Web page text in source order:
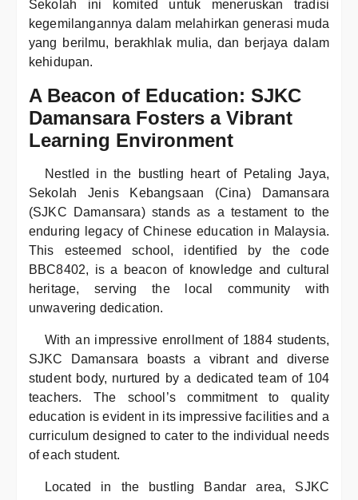
Sekolah ini komited untuk meneruskan tradisi
kegemilangannya dalam melahirkan generasi muda
yang berilmu, berakhlak mulia, dan berjaya dalam
kehidupan.
A Beacon of Education: SJKC
Damansara Fosters a Vibrant
Learning Environment
Nestled in the bustling heart of Petaling Jaya,
Sekolah Jenis Kebangsaan (Cina) Damansara
(SJKC Damansara) stands as a testament to the
enduring legacy of Chinese education in Malaysia.
This esteemed school, identified by the code
BBC8402, is a beacon of knowledge and cultural
heritage, serving the local community with
unwavering dedication.
With an impressive enrollment of 1884 students,
SJKC Damansara boasts a vibrant and diverse
student body, nurtured by a dedicated team of 104
teachers. The school’s commitment to quality
education is evident in its impressive facilities and a
curriculum designed to cater to the individual needs
of each student.
Located in the bustling Bandar area, SJKC